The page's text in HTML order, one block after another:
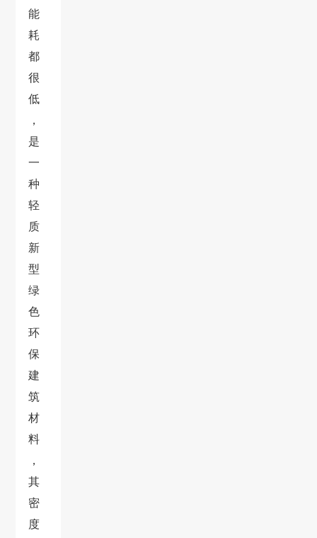
能
耗
都
很
低
，
是
一
种
轻
质
新
型
绿
色
环
保
建
筑
材
料
，
其
密
度